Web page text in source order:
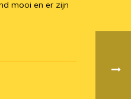
mooi en er zijn